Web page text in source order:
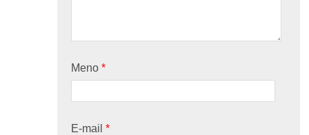
Meno*
E-mail*